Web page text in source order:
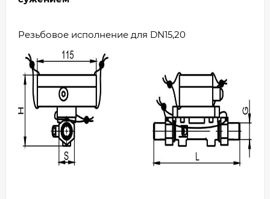
Резьбовое исполнение для DN15,20